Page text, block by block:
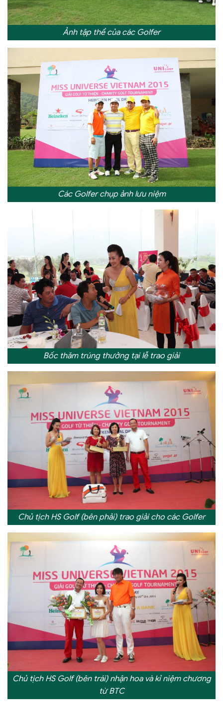
Ảnh tập thể của các Golfer
Các Golfer chụp ảnh lưu niệm
Bốc thăm trúng thưởng tại lễ trao giải
Chủ tịch HS Golf (bên phải) trao giải cho các Golfer
Chủ tịch HS Golf (bên trái) nhận hoa và kỉ niệm chương
từ BTC